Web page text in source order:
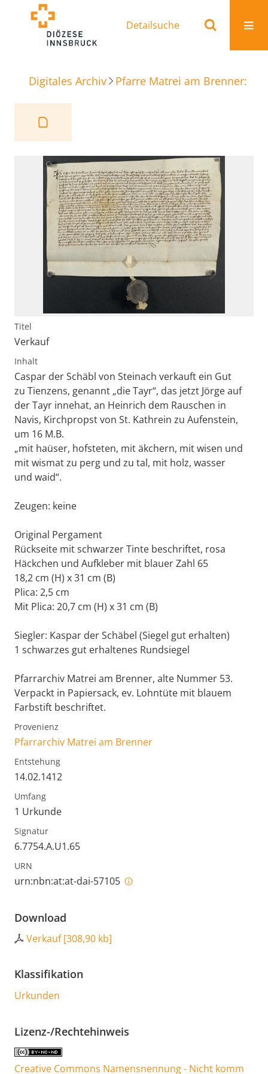
Detailsuche
Digitales Archiv Pfarre Matrei am Brenner:
Titel
Verkauf
Inhalt
Caspar der Schäbl von Steinach verkauft ein Gut
zu Tienzens, genannt „die Tayr“, das jetzt Jörge auf
der Tayr innehat, an Heinrich dem Rauschen in
Navis, Kirchpropst von St. Kathrein zu Aufenstein,
um 16 M.B.
„mit haüser, hofsteten, mit äkchern, mit wisen und
mit wismat zu perg und zu tal, mit holz, wasser
und waid“.
Zeugen: keine
Original Pergament
Rückseite mit schwarzer Tinte beschriftet, rosa
Häckchen und Aufkleber mit blauer Zahl 65
18,2 cm (H) x 31 cm (B)
Plica: 2,5 cm
Mit Plica: 20,7 cm (H) x 31 cm (B)
Siegler: Kaspar der Schäbel (Siegel gut erhalten)
1 schwarzes gut erhaltenes Rundsiegel
Pfarrarchiv Matrei am Brenner, alte Nummer 53.
Verpackt in Papiersack, ev. Lohntüte mit blauem
Farbstift beschriftet.
Provenienz
Pfarrarchiv Matrei am Brenner
Entstehung
14.02.1412
Umfang
1 Urkunde
Signatur
6.7754.A.U1.65
URN
urn:nbn:at:at-dai-57105
Download
Verkauf[308,90 kb]
Klassifikation
Urkunden
Lizenz-/Rechtehinweis
Creative Commons Namensnennung - Nicht komm